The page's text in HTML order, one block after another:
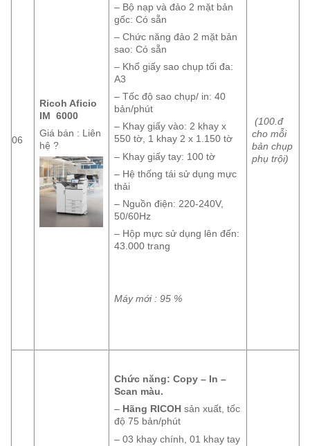
06
Ricoh Aficio
IM 6000
Giá bán : Liên
hệ ?
– Bộ nạp và đảo 2 mặt bản
gốc: Có sẵn
– Chức năng đảo 2 mặt bản
sao: Có sẵn
– Khổ giấy sao chụp tối đa:
A3
– Tốc độ sao chụp/ in: 40
bản/phút
– Khay giấy vào: 2 khay x
550 tờ, 1 khay 2 x 1.150 tờ
– Khay giấy tay: 100 tờ
– Hệ thống tái sử dụng mực
thải
– Nguồn điện: 220-240V,
50/60Hz
– Hộp mực sử dụng lên đến:
43.000 trang
Máy mới : 95 %
(100.đ
cho mỗi
bản chụp
phụ trội)
Chức năng: Copy – In –
Scan màu.
– Hãng RICOHsản xuất, tốc
độ 75 bản/phút
– 03 khay chính, 01 khay tay